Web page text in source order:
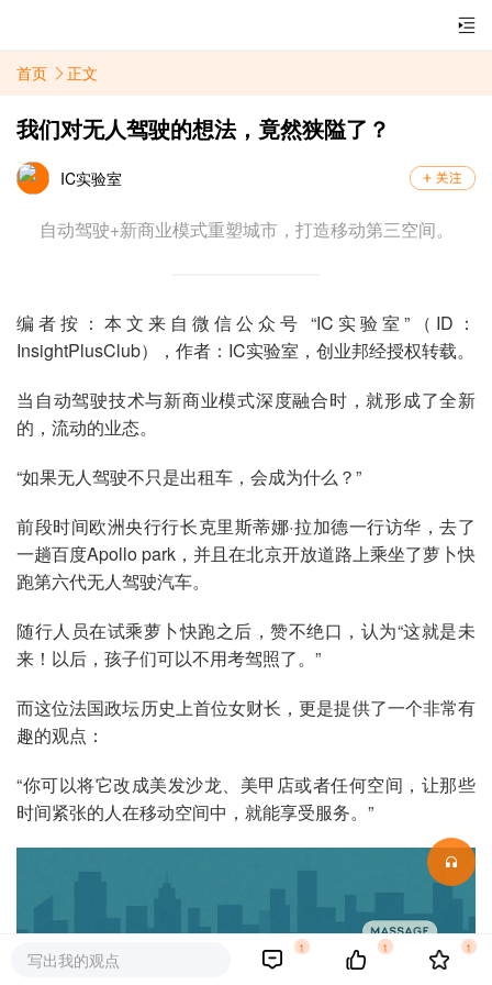
首页 正文
我们对无人驾驶的想法，竟然狭隘了？
IC实验室
自动驾驶+新商业模式重塑城市，打造移动第三空间。
编者按：本文来自微信公众号 “IC实验室”（ID：
InsightPlusClub），作者：IC实验室，创业邦经授权转载。
当自动驾驶技术与新商业模式深度融合时，就形成了全新
的，流动的业态。
“如果无人驾驶不只是出租车，会成为什么？”
前段时间欧洲央行行长克里斯蒂娜·拉加德一行访华，去了
一趟百度Apollo park，并且在北京开放道路上乘坐了萝卜快
跑第六代无人驾驶汽车。
随行人员在试乘萝卜快跑之后，赞不绝口，认为“这就是未
来！以后，孩子们可以不用考驾照了。”
而这位法国政坛历史上首位女财长，更是提供了一个非常有
趣的观点：
“你可以将它改成美发沙龙、美甲店或者任何空间，让那些
时间紧张的人在移动空间中，就能享受服务。”
写出我的观点
1 1 1